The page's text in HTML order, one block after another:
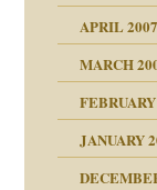
voller Absicht!"
APRIL 2007
MARCH
JANUARY